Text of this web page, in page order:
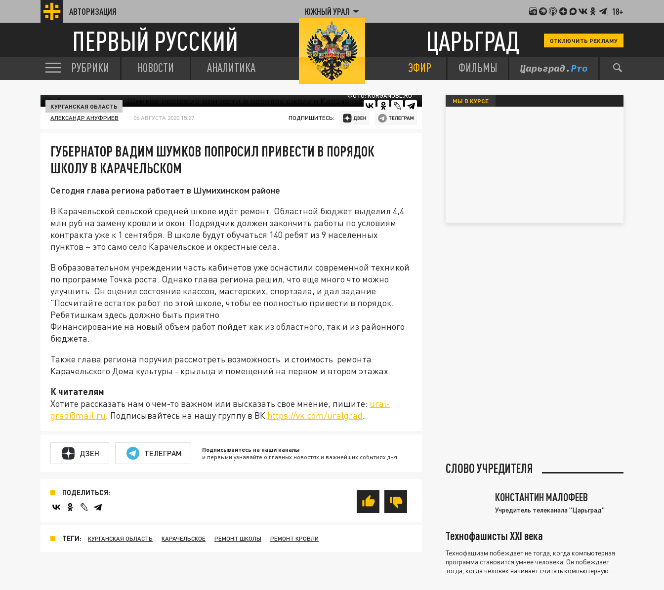
АВТОРИЗАЦИЯ ЮЖНЫЙ УРАЛ 18+
ПЕРВЫЙ РУССКИЙ ЦАРЬГРАД ОТКЛЮЧИТЬ РЕКЛАМУ
РУБРИКИ НОВОСТИ АНАЛИТИКА ЭФИР ФИЛЬМЫ
ФОТО: KURGANOBL.RU
КУРГАНСКАЯ ОБЛАСТЬ
АЛЕКСАНДР АНУФРИЕВ 06 АВГУСТА 2020 15:27 ПОДПИШИТЕСЬ:
ГУБЕРНАТОР ВАДИМ ШУМКОВ ПОПРОСИЛ ПРИВЕСТИ В ПОРЯДОК
ШКОЛУ В КАРАЧЕЛЬСКОМ
Сегодня глава региона работает в Шумихинском районе
В Карачельской сельской средней школе идёт ремонт. Областной бюджет выделил 4,4
млн руб на замену кровли и окон. Подрядчик должен закончить работы по условиям
контракта уже к 1 сентября. В школе будут обучаться 140 ребят из 9 населенных
пунктов – это само село Карачельское и окрестные села.
В образовательном учреждении часть кабинетов уже оснастили современной техникой
по программе Точка роста. Однако глава региона решил, что еще много что можно
улучшить. Он оценил состояние классов, мастерских, спортзала, и дал задание:
"Посчитайте остаток работ по этой школе, чтобы ее полностью привести в порядок.
Ребятишкам здесь должно быть приятно
Финансирование на новый объем работ пойдет как из областного, так и из районного
бюджета.
Также глава региона поручил рассмотреть возможность и стоимость ремонта
Карачельского Дома культуры - крыльца и помещений на первом и втором этажах.
К читателям
Хотите рассказать нам о чем-то важном или высказать свое мнение, пишите: ural-
grad@mail.ru. Подписывайтесь на нашу группу в ВК https://vk.com/uralgrad.
ДЗЕН ТЕЛЕГРАМ Подписывайтесь на наши каналы
и первыми узнавайте о главных новостях и важнейших событиях дня.
ПОДЕЛИТЬСЯ:
ТЕГИ: КУРГАНСКАЯ ОБЛАСТЬ КАРАЧЕЛЬСКОЕ РЕМОНТ ШКОЛЫ РЕМОНТ КРОВЛИ
МЫ В КУРСЕ
СЛОВО УЧРЕДИТЕЛЯ
КОНСТАНТИН МАЛОФЕЕВ
Учредитель телеканала "Царьград"
Технофашисты XXI века
Технофашизм побеждает не тогда, когда компьютерная
программа становится умнее человека. Он побеждает
тогда, когда человек начинает считать компьютерную